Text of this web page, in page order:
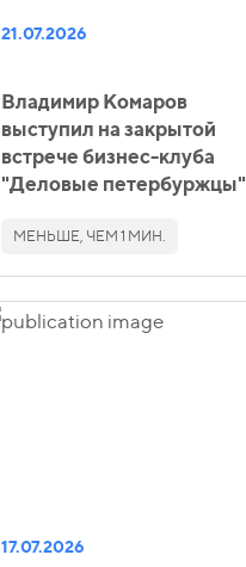
21.07.2026
Владимир Комаров
выступил на закрытой
встрече бизнес-клуба
"Деловые петербуржцы"
МЕНЬШЕ, ЧЕМ 1 МИН.
17.07.2026